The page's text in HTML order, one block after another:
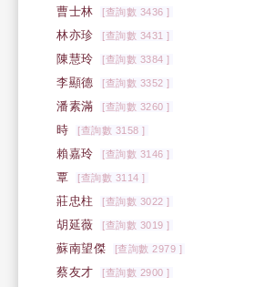
曹士林 [查詢數 3436 ]
林亦珍 [查詢數 3431 ]
陳慧玲 [查詢數 3384 ]
李顯德 [查詢數 3352 ]
潘素滿 [查詢數 3260 ]
時 [查詢數 3158 ]
賴嘉玲 [查詢數 3146 ]
覃 [查詢數 3114 ]
莊忠柱 [查詢數 3022 ]
胡延薇 [查詢數 3019 ]
蘇南望傑 [查詢數 2979 ]
蔡友才 [查詢數 2900 ]